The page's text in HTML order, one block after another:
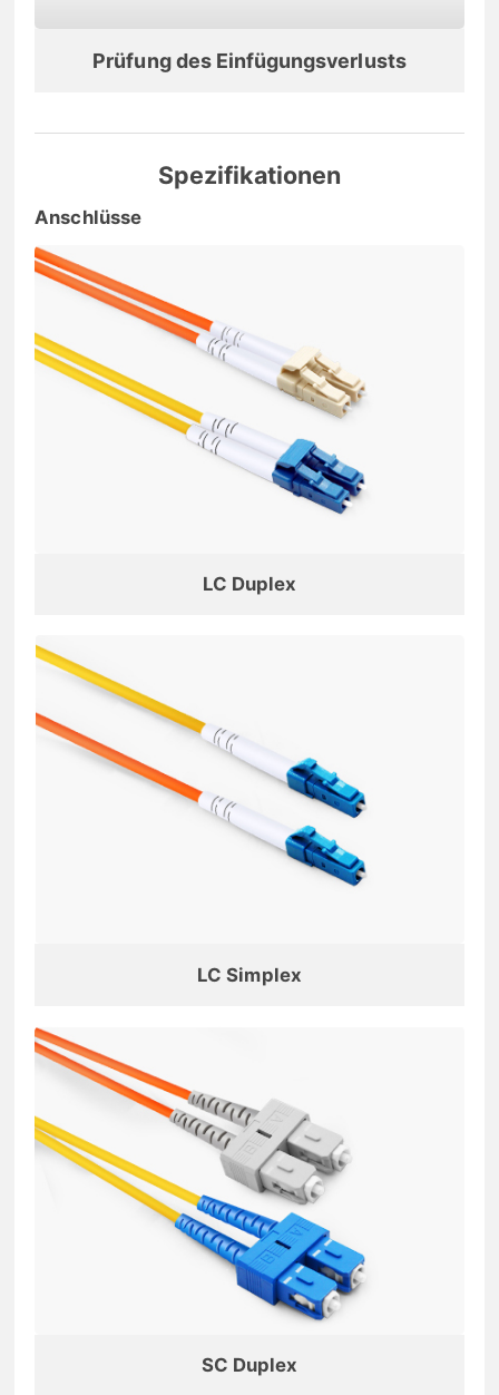
Prüfung des Einfügungsverlusts
Spezifikationen
Anschlüsse
LC Duplex
LC Simplex
SC Duplex